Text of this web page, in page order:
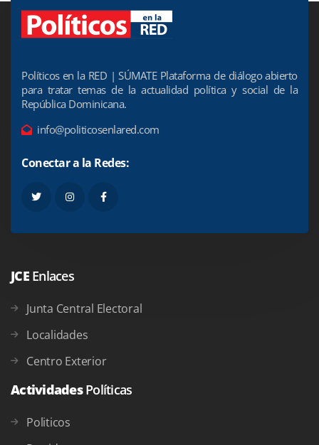
Políticos en la RED | SÚMATE Plataforma de diálogo abierto
para tratar temas de la actualidad política y social de la
República Dominicana.
info@politicosenlared.com
Conectar a la Redes:
JCE Enlaces
Junta Central Electoral
Localidades
Centro Exterior
ActividadesPolíticas
Politicos